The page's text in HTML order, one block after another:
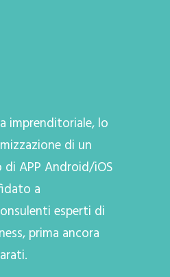
imprenditoriale, lo
di un
APP Android/iOS
a
esperti di
prima ancora